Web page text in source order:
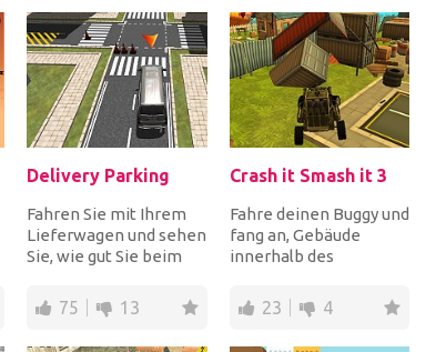
Delivery Parking
Fahren Sie mit Ihrem
Lieferwagen und sehen
Sie, wie gut Sie beim
fahrerische...
75 13
Crash it Smash it 3
Fahre deinen Buggy und
fang an, Gebäude
innerhalb des
um Punkte zu
sammeln...
23 4